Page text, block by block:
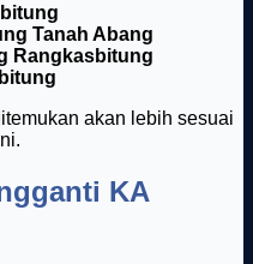
Tanah Abang
Rangkasbitung
akan lebih sesuai
KA